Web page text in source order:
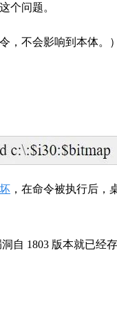
个问题。
，不会影响到本体。）
，在命令被执行后，
自 1803 版本就已经